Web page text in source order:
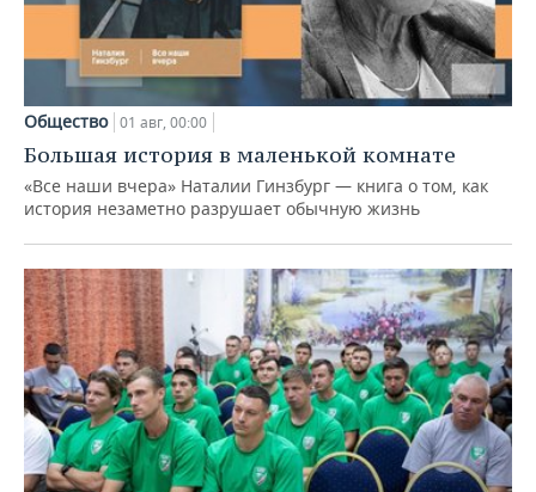
Общество 01 авг, 00:00
Большая история в маленькой комнате
«Все наши вчера» Наталии Гинзбург — книга о том, как
история незаметно разрушает обычную жизнь